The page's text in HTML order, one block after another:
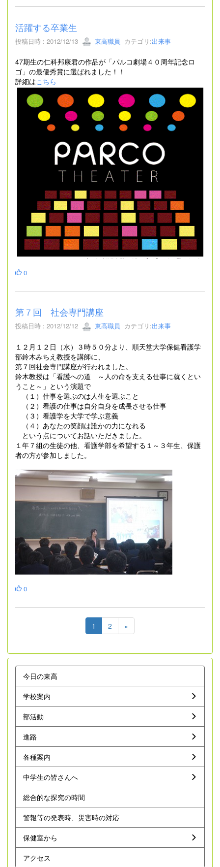
活躍する卒業生
投稿日時 : 2012/12/13 東高職員 カテゴリ:出来事
47期生の仁科邦康君の作品が「パルコ劇場４０周年記念ロ
ゴ」の最優秀賞に選ばれました！！
詳細はこちら
0
第７回 社会専門講座
投稿日時 : 2012/12/12 東高職員 カテゴリ:出来事
１２月１２日（水）３時５０分より、順天堂大学保健看護学
部鈴木みちえ教授を講師に、
第７回社会専門講座が行われました。
鈴木教授は「看護への道 ～人の命を支える仕事に就くとい
うこと～」という演題で
（１）仕事を選ぶのは人生を選ぶこと
（２）看護の仕事は自分自身を成長させる仕事
（３）看護学を大学で学ぶ意義
（４）あなたの笑顔は誰かの力になれる
という点についてお話いただきました。
１年７組の生徒の他、看護学部を希望する１～３年生、保護
者の方が参加しました。
0
1 2 »
今日の東高
学校案内
部活動
進路
各種案内
中学生の皆さんへ
総合的な探究の時間
警報等の発表時、災害時の対応
保健室から
アクセス